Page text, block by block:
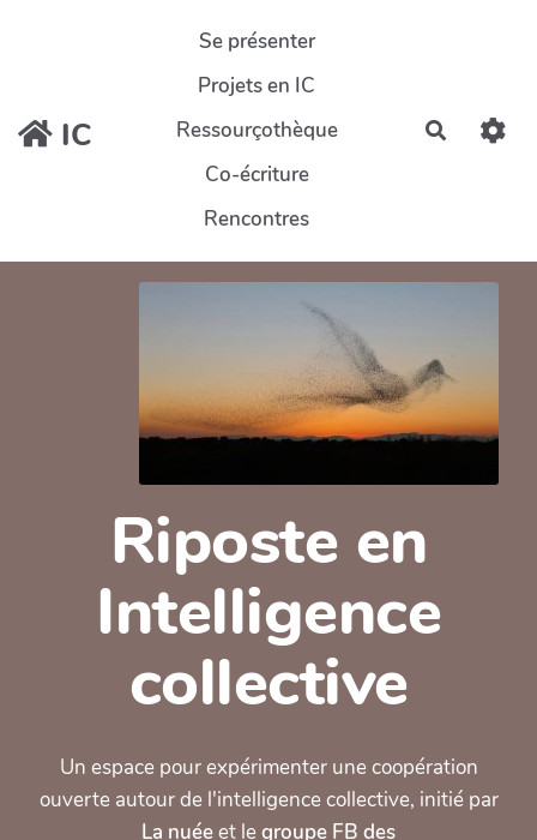
Aller au contenu principal
IC
Se présenter
Projets en IC
Ressourçothèque
Co-écriture
Rencontres
Riposte en
Intelligence
collective
Un espace pour expérimenter une coopération
ouverte autour de l'intelligence collective, initié par
La nuéeet legroupe FB des